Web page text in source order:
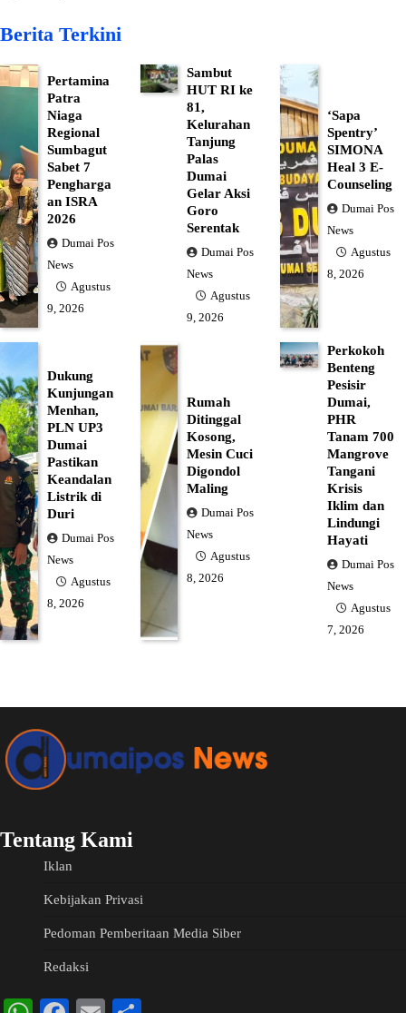
Berita Terkini
Pertamina
Patra
Niaga
Regional
Sumbagut
Sabet 7
Pengharga
an ISRA
2026
Dumai Pos
News
Agustus
9, 2026
Sambut
HUT RI ke
81,
Kelurahan
Tanjung
Palas
Dumai
Gelar Aksi
Goro
Serentak
Dumai Pos
News
Agustus
9, 2026
‘Sapa
Spentry’
SIMONA
Heal 3 E-
Counseling
Dumai Pos
News
Agustus
8, 2026
Dukung
Kunjungan
Menhan,
PLN UP3
Dumai
Pastikan
Keandalan
Listrik di
Duri
Dumai Pos
News
Agustus
8, 2026
Rumah
Ditinggal
Kosong,
Mesin Cuci
Digondol
Maling
Dumai Pos
News
Agustus
8, 2026
Perkokoh
Benteng
Pesisir
Dumai,
PHR
Tanam 700
Mangrove
Tangani
Krisis
Iklim dan
Lindungi
Hayati
Dumai Pos
News
Agustus
7, 2026
Tentang Kami
Iklan
Kebijakan Privasi
Pedoman Pemberitaan Media Siber
Redaksi